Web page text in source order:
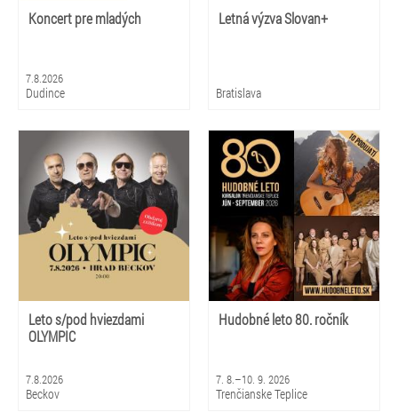
Koncert pre mladých
7.8.2026
Dudince
Letná výzva Slovan+
Bratislava
Leto s/pod hviezdami
OLYMPIC
7.8.2026
Beckov
Hudobné leto 80. ročník
7. 8.–10. 9. 2026
Trenčianske Teplice